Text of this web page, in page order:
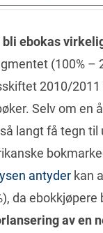
bli ebokas
(100% –
2010/
Selv om en
langt få tegn
antyderkan
da
av en